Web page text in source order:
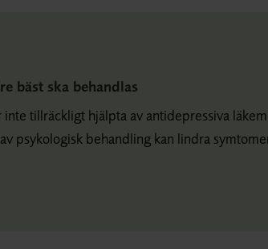
bäst ska behandlas
tillräckligt hjälpta av antidepressiva
psykologisk behandling kan lindra